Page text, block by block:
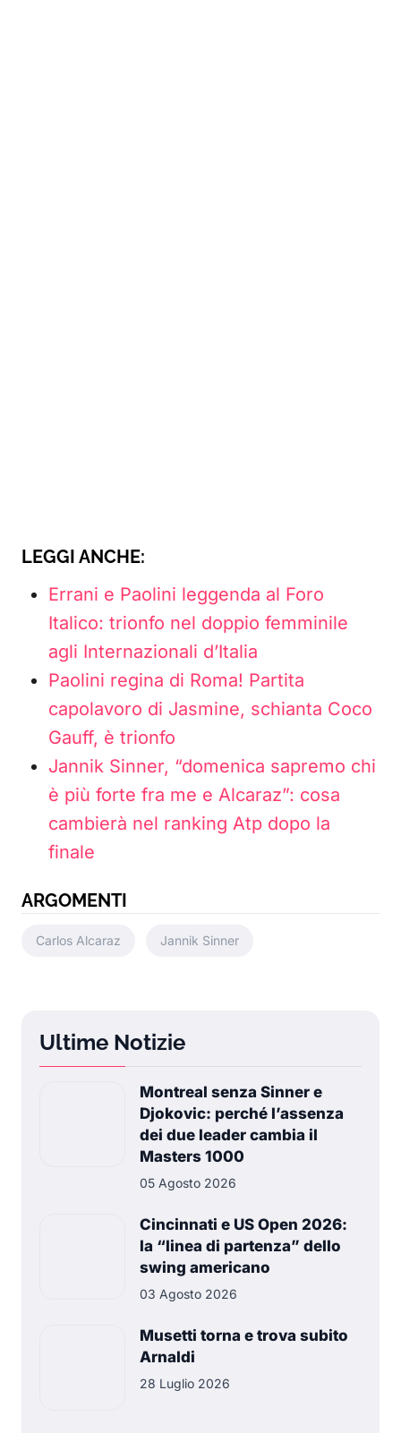
LEGGI ANCHE:
Errani e Paolini leggenda al Foro
Italico: trionfo nel doppio femminile
agli Internazionali d’Italia
Paolini regina di Roma! Partita
capolavoro di Jasmine, schianta Coco
Gauff, è trionfo
Jannik Sinner, “domenica sapremo chi
è più forte fra me e Alcaraz”: cosa
cambierà nel ranking Atp dopo la
finale
ARGOMENTI
Carlos Alcaraz Jannik Sinner
Ultime Notizie
Montreal senza Sinner e
Djokovic: perché l’assenza
dei due leader cambia il
Masters 1000
05 Agosto 2026
Cincinnati e US Open 2026:
la “linea di partenza” dello
swing americano
03 Agosto 2026
Musetti torna e trova subito
Arnaldi
28 Luglio 2026